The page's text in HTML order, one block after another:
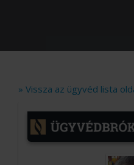
» Vissza az ügyvéd lista